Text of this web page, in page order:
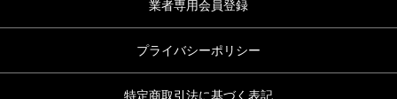
業者専用会員登録
プライバシーポリシー
特定商取引法に基づく表記